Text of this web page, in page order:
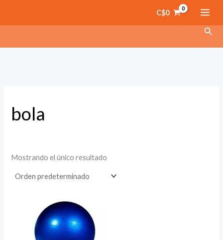
C$0
bola
Mostrando el único resultado